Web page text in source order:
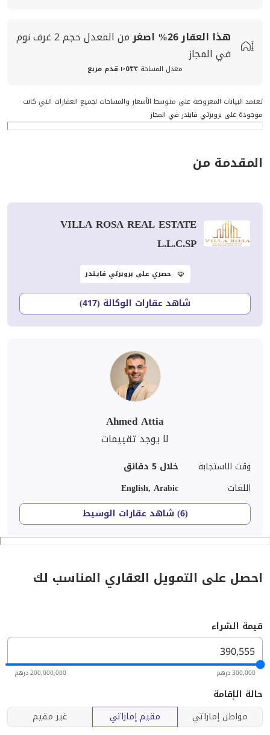
هذا العقار26% اصغرمن المعدلحجم
2 غرف نوم
في المجاز
معدل المساحة ١٬٥٣٣ قدم مربع
تعتمد البيانات المعروضة على متوسط الأسعار والمساحات لجميع العقارات التي كانت
موجودة على بروبرتي فايندر في المجاز
المقدمة من
VILLA ROSA REAL ESTATE
L.L.C.SP
حصري على بروبرتي فايندر
شاهد عقارات الوكالة (417)
Ahmed Attia
لا يوجد تقييمات
وقت الاستجابة
خلال 5 دقائق
اللغات
English, Arabic
(6) شاهد عقارات الوسيط
احصل على التمويل العقاري المناسب لك
قيمة الشراء
300,000 درهم 200,000,000 درهم
حالة الإقامة
مواطن إماراتي
مقيم إماراتي غير مقيم